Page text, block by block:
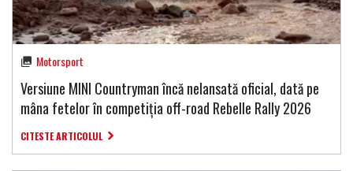
Motorsport
Versiune MINI Countryman încă nelansată oficial, dată pe
mâna fetelor în competiția off-road Rebelle Rally 2026
CITESTE ARTICOLUL